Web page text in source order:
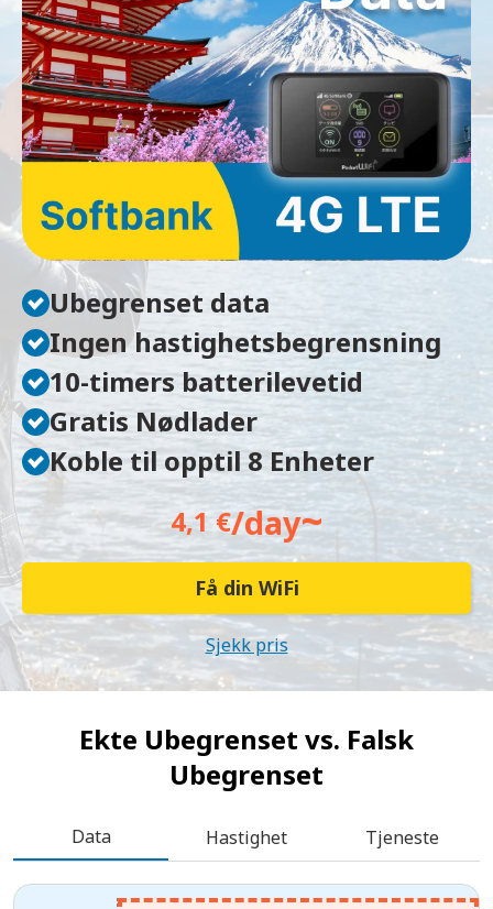
Ubegrenset data
Ingen hastighetsbegrensning
10-timers batterilevetid
Gratis Nødlader
Koble til opptil 8 Enheter
4,1 €/day~
Få din WiFi
Sjekk pris
Ekte Ubegrenset vs. Falsk
Ubegrenset
Data Hastighet Tjeneste